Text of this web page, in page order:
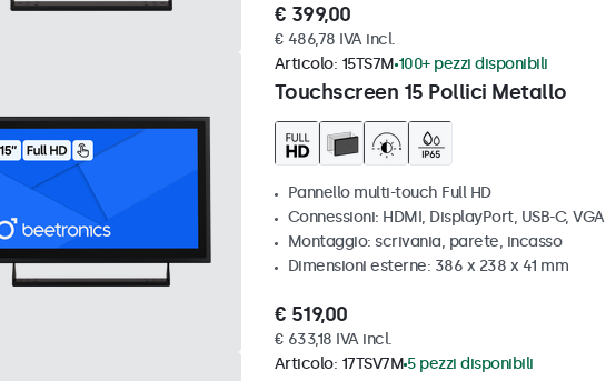
€ 399,00
€ 486,78 IVA incl.
Touchscreen 15 Pollici Metallo
Articolo: 15TS7M 100+ pezzi disponibili
Pannello multi-touch Full HD
Connessioni: HDMI, DisplayPort, USB-C, VGA
Montaggio: scrivania, parete, incasso
Dimensioni esterne: 386 x 238 x 41 mm
€ 519,00
€ 633,18 IVA incl.
Articolo: 17TSV7M 5 pezzi disponibili